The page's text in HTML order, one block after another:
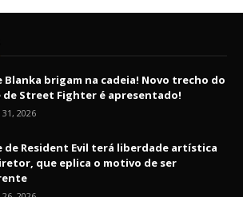
Blanka brigam na cadeia! Novo trecho do
de Street Fighter é apresentado!
31, 2026
de Resident Evil terá liberdade artística
que eplica o motivo de ser